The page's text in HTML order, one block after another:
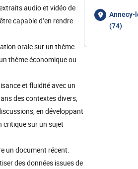
audio et vidéo de
capable d’en rendre
orale sur un thème
thème économique ou
et fluidité avec un
des contextes divers,
en développant
critique sur un sujet
un document récent.
des données issues de
Annecy-
(74)